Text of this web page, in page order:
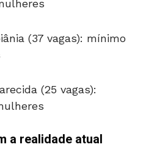
(37 vagas): mínimo
(25 vagas):
a realidade atual